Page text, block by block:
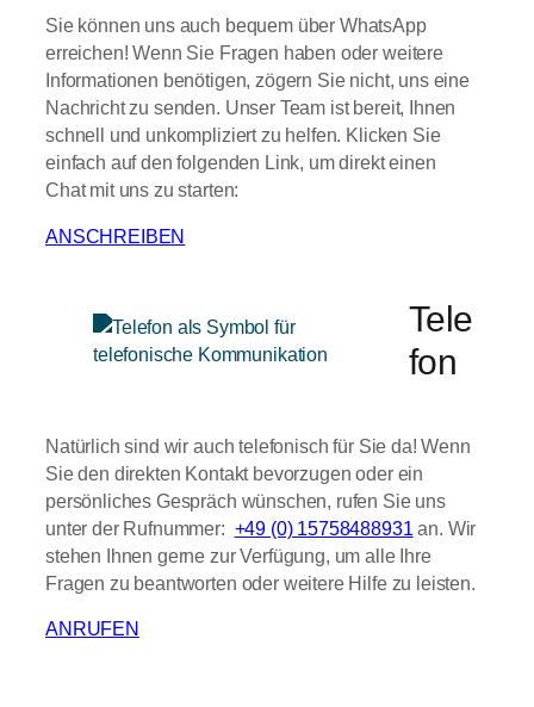
Sie können uns auch bequem über WhatsApp
erreichen! Wenn Sie Fragen haben oder weitere
Informationen benötigen, zögern Sie nicht, uns eine
Nachricht zu senden. Unser Team ist bereit, Ihnen
schnell und unkompliziert zu helfen. Klicken Sie
einfach auf den folgenden Link, um direkt einen
Chat mit uns zu starten:
ANSCHREIBEN
Tele
fon
Natürlich sind wir auch telefonisch für Sie da! Wenn
Sie den direkten Kontakt bevorzugen oder ein
persönliches Gespräch wünschen, rufen Sie uns
unter der Rufnummer: +49 (0) 15758488931 an. Wir
stehen Ihnen gerne zur Verfügung, um alle Ihre
Fragen zu beantworten oder weitere Hilfe zu leisten.
ANRUFEN